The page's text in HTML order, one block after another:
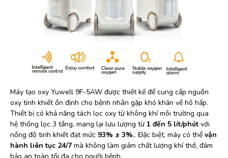
Máy tạo oxy Yuwell 9F-5AW được thiết kế để cung cấp nguồn
oxy tinh khiết ổn định cho bệnh nhân gặp khó khăn về hô hấp.
Thiết bị có khả năng tách lọc oxy từ không khí môi trường qua
hệ thống lọc 3 tầng, mang lại lưu lượng từ 1 đến 5 lít/phút với
nồng độ tinh khiết đạt mức 93% ± 3%,. Đặc biệt, máy có thể vận
hành liên tục 24/7 mà không làm giảm chất lượng khí thở, đảm